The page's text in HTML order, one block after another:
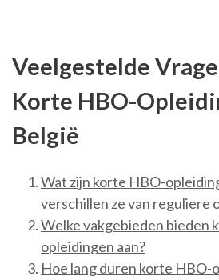
Veelgestelde
Korte HBO-
België
Wat zijn korte HBO-
verschillen ze van reguliere
Welke vakgebieden bieden
opleidingen aan?
Hoe lang duren korte HBO-